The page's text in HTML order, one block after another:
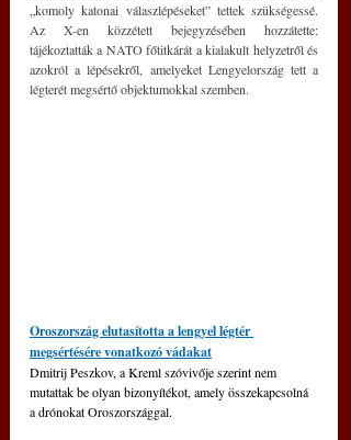
„komoly katonai válaszlépéseket” tettek szükségessé.
Az X-en közzétett bejegyzésében hozzátette:
tájékoztatták a NATO főtitkárát a kialakult helyzetről és
azokról a lépésekről, amelyeket Lengyelország tett a
légterét megsértő objektumokkal szemben.
Oroszország elutasította a lengyel légtér
megsértésére vonatkozó vádakat
Dmitrij Peszkov, a Kreml szóvivője szerint nem
mutattak be olyan bizonyítékot, amely összekapcsolná
a drónokat Oroszországgal.